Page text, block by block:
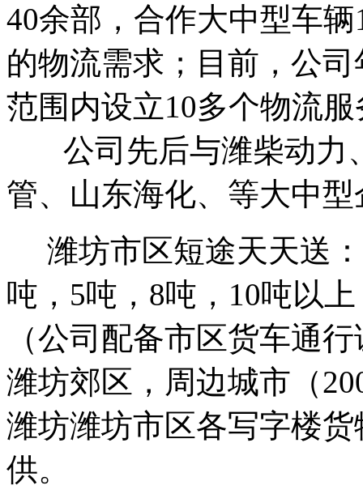
40余部，合作大中型车
的物流需求；目前，公
范围内设立10多个物流
公司先后与潍柴动力
管、山东海化、等大中
潍坊市区短途天天送：
吨，5吨，8吨，10吨以
（公司配备市区货车通
潍坊郊区，周边城市（
潍坊潍坊市区各写字楼
供。